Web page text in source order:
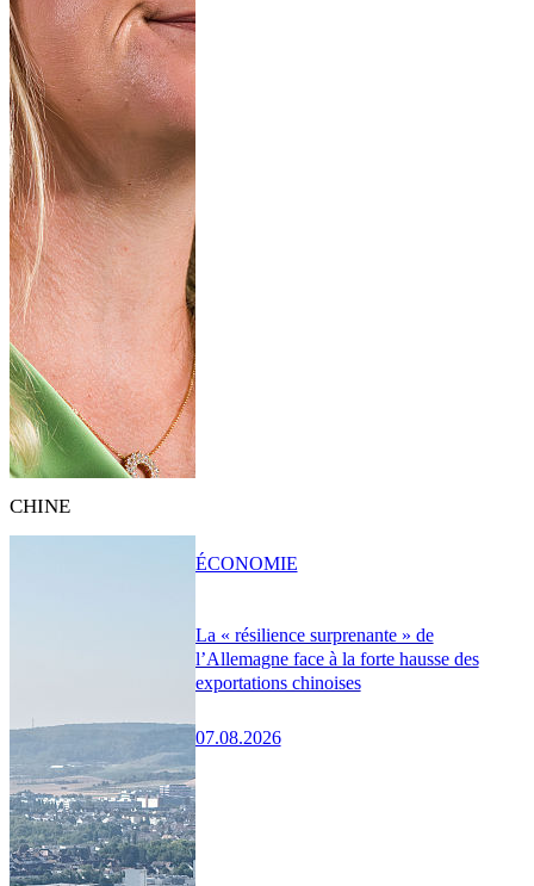
CHINE
La « résilience surprenante » de
l’Allemagne face à la forte hausse des
exportations chinoises
07.08.2026
ÉCONOMIE